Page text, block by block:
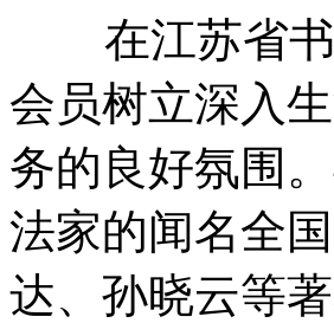
在江苏省书
会员树立深入
务的良好氛围
法家的闻名全
达、孙晓云等